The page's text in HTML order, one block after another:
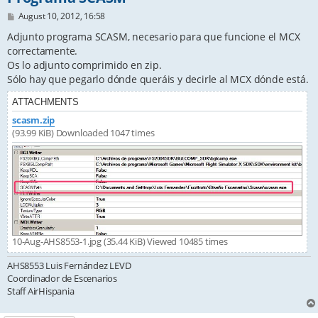
P
s
August 10, 2012, 16:58
Adjunto programa SCASM, necesario para que funcione el MCX
correctamente.
Os lo adjunto comprimido en zip.
Sólo hay que pegarlo dónde queráis y decirle al MCX dónde está.
ATTACHMENTS
scasm.zip
(93.99 KiB) Downloaded 1047 times
10-Aug-AHS8553-1.jpg (35.44 KiB) Viewed 10485 times
AHS8553 Luis Fernández LEVD
Coordinador de Escenarios
Staff AirHispania